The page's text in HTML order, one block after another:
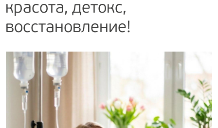
красота, детокс,
восстановление!